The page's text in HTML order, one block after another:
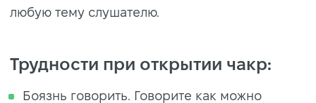
любую тему слушателю.
Трудности при открытии чакр:
Боязнь говорить. Говорите как можно